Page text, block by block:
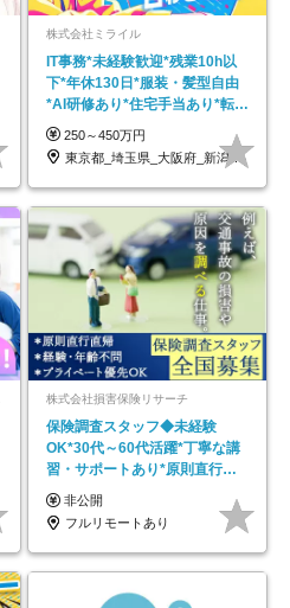
株式会社ミライル
IT事務*未経験歓迎*残業10h以
下*年休130日*服装・髪型自由
*AI研修あり*住宅手当あり*転勤
なし
250～450万円
東京都_埼玉県_大阪府_新潟県_福岡県
株式会社損害保険リサーチ
保険調査スタッフ◆未経験
OK*30代～60代活躍*丁寧な講
習・サポートあり*原則直行直
帰／全国募集・業務委託
非公開
フルリモートあり